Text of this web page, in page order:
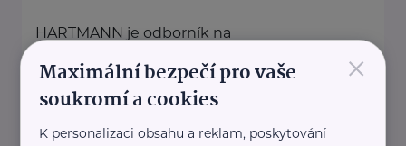
HARTMANN je odborník na
zdravotnické pomůcky a
hygienická řešení s dlouholetou
tradicí.
Zaměřuje ...
×
Maximální bezpečí pro vaše
soukromí a cookies
K personalizaci obsahu a reklam, poskytování